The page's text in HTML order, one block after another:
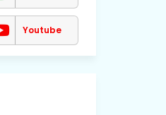
Youtube